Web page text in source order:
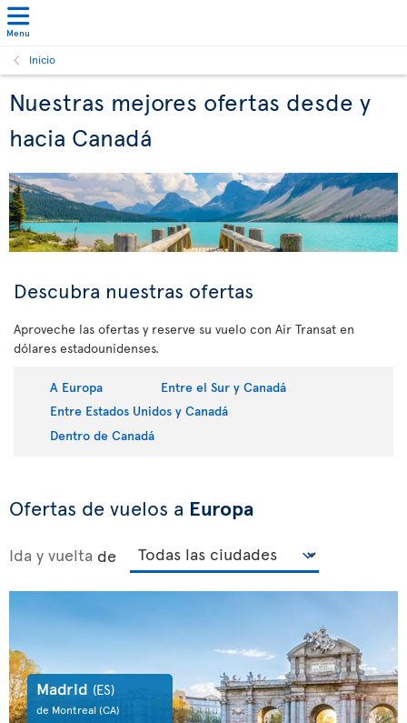
Menu
Inicio
Nuestras mejores ofertas desde y
hacia Canadá
Descubra nuestras ofertas
Aproveche las ofertas y reserve su vuelo con Air Transat en
dólares estadounidenses.
A Europa
Entre el Sur y Canadá
Entre Estados Unidos y Canadá
Dentro de Canadá
Ofertas de vuelos a Europa
Ida y vuelta de
Madrid (ES)
de Montreal (CA)